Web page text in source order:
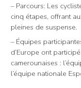
– Parcours: Les
cinq étapes, offrant
pleines de suspense.
– Équipes
d’Europe ont
camerounaises :
l’équipe nationale